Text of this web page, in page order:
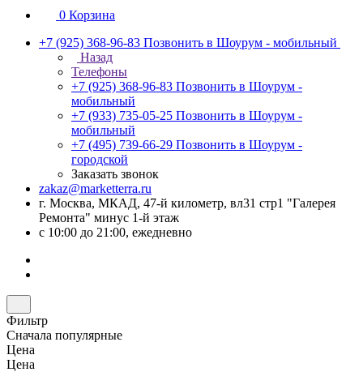
0 Корзина
+7 (925) 368-96-83 Позвонить в Шоурум - мобильный
Назад
Телефоны
+7 (925) 368-96-83 Позвонить в Шоурум -
мобильный
+7 (933) 735-05-25 Позвонить в Шоурум -
мобильный
+7 (495) 739-66-29 Позвонить в Шоурум -
городской
Заказать звонок
zakaz@marketterra.ru
г. Москва, МКАД, 47-й километр, вл31 стр1 "Галерея
Ремонта" минус 1-й этаж
с 10:00 до 21:00, ежедневно
Фильтр
Сначала популярные
Цена
Цена